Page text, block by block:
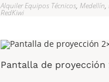
Alquiler Equipos Técnicos, Medellín,
RedKiwi
Pantalla de proyección